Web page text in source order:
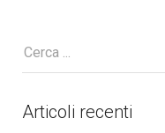
Articoli recenti